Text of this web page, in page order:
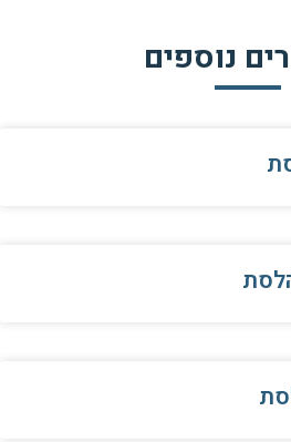
נוספים